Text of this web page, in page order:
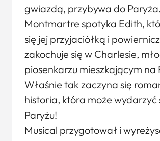
gwiazdą, przybywa do
Montmartre spotyka Edith,
się jej przyjaciółką i
zakochuje się w Charlesie,
piosenkarzu mieszkającym na
Właśnie tak zaczyna się
historia, która może wydarzyć
Paryżu!
Musical przygotował i